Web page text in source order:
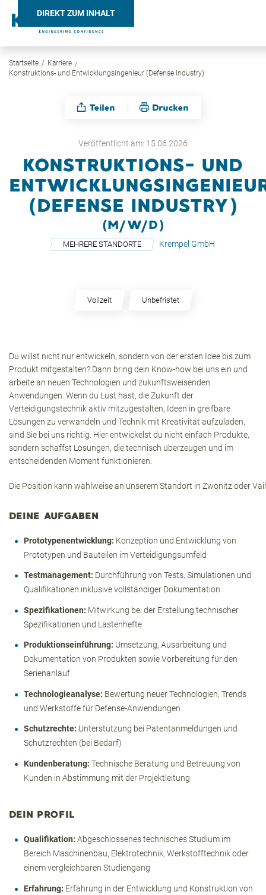
DIREKT ZUM INHALT
Search
Startseite
Karriere
Konstruktions- und Entwicklungsingenieur (Defense Industry)
Teilen Drucken
Veröffentlicht am: 15.06.2026
KONSTRUKTIONS- UND
(DEFENSE INDUSTRY)
(M/W/D)
MEHRERE STANDORTE Krempel GmbH
Vollzeit Unbefristet
Du willst nicht nur entwickeln, sondern von der ersten Idee bis zum
Produkt mitgestalten? Dann bring dein Know-how bei uns ein und
arbeite an neuen Technologien und zukunftsweisenden
Anwendungen. Wenn du Lust hast, die Zukunft der
Verteidigungstechnik aktiv mitzugestalten, Ideen in greifbare
Lösungen zu verwandeln und Technik mit Kreativität aufzuladen,
sind Sie bei uns richtig. Hier entwickelst du nicht einfach Produkte,
sondern schaffst Lösungen, die technisch überzeugen und im
entscheidenden Moment funktionieren.
Die Position kann wahlweise an unserem Standort in Zwönitz oder
DEINE AUFGABEN
Prototypenentwicklung: Konzeption und Entwicklung von
Prototypen und Bauteilen im Verteidigungsumfeld
Testmanagement: Durchführung von Tests, Simulationen und
Qualifikationen inklusive vollständiger Dokumentation
Spezifikationen: Mitwirkung bei der Erstellung technischer
Spezifikationen und Lastenhefte
Produktionseinführung: Umsetzung, Ausarbeitung und
Dokumentation von Produkten sowie Vorbereitung für den
Serienanlauf
Technologieanalyse: Bewertung neuer Technologien, Trends
und Werkstoffe für Defense-Anwendungen
Schutzrechte: Unterstützung bei Patentanmeldungen und
Schutzrechten (bei Bedarf)
Kundenberatung: Technische Beratung und Betreuung von
Kunden in Abstimmung mit der Projektleitung
DEIN PROFIL
Qualifikation: Abgeschlossenes technisches Studium im
Bereich Maschinenbau, Elektrotechnik, Werkstofftechnik oder
einem vergleichbaren Studiengang
Erfahrung: Erfahrung in der Entwicklung und Konstruktion von